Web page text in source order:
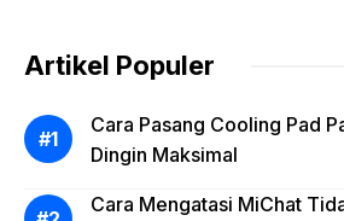
Artikel Populer
Cara Pasang Cooling Pad
Dingin Maksimal
Cara Mengatasi MiChat